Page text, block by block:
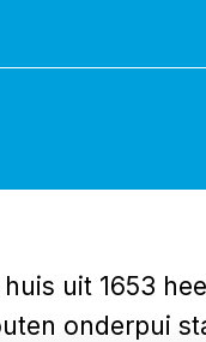
uit 1653
onderpui